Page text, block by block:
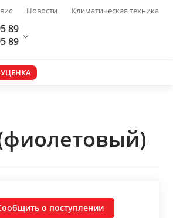
Новости Климатическая техника
89
89
УЦЕНКА
о поступлении